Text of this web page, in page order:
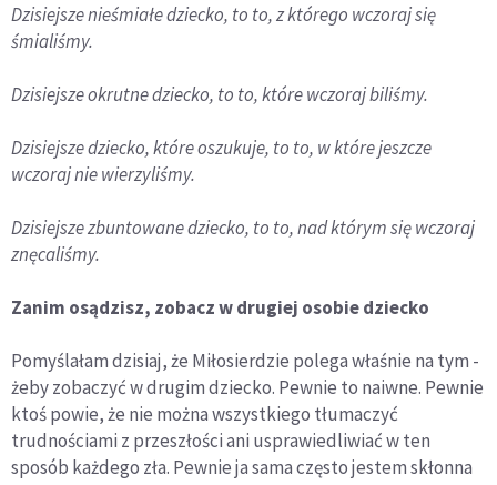
Dzisiejsze nieśmiałe dziecko, to to, z którego wczoraj się
śmialiśmy.
Dzisiejsze okrutne dziecko, to to, które wczoraj biliśmy.
Dzisiejsze dziecko, które oszukuje, to to, w które jeszcze
wczoraj nie wierzyliśmy.
Dzisiejsze zbuntowane dziecko, to to, nad którym się wczoraj
znęcaliśmy.
Zanim osądzisz, zobacz w drugiej osobie dziecko
Pomyślałam dzisiaj, że Miłosierdzie polega właśnie na tym -
żeby zobaczyć w drugim dziecko. Pewnie to naiwne. Pewnie
ktoś powie, że nie można wszystkiego tłumaczyć
trudnościami z przeszłości ani usprawiedliwiać w ten
sposób każdego zła. Pewnie ja sama często jestem skłonna